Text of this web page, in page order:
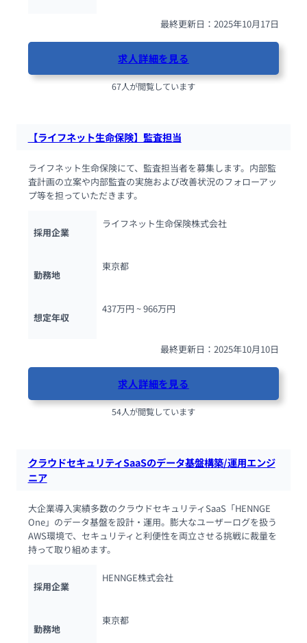
最終更新日：2025年10月17日
求人詳細を見る
67人が閲覧しています
【ライフネット生命保険】監査担当
ライフネット生命保険にて、監査担当者を募集します。内部監
査計画の立案や内部監査の実施および改善状況のフォローアッ
プ等を担っていただきます。
採用企業
ライフネット生命保険株式会社
勤務地
東京都
想定年収
437万円 ~ 966万円
最終更新日：2025年10月10日
求人詳細を見る
54人が閲覧しています
クラウドセキュリティSaaSのデータ基盤構築/運用エンジ
ニア
大企業導入実績多数のクラウドセキュリティSaaS「HENNGE
One」のデータ基盤を設計・運用。膨大なユーザーログを扱う
AWS環境で、セキュリティと利便性を両立させる挑戦に裁量を
持って取り組めます。
採用企業
HENNGE株式会社
勤務地
東京都